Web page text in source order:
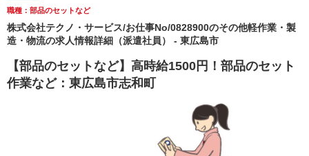
職種：部品のセットなど
株式会社テクノ・サービス/お仕事No/0828900のその他軽作業・製
造・物流の求人情報詳細（派遣社員） - 東広島市
【部品のセットなど】高時給1500円！部品のセット
作業など：東広島市志和町